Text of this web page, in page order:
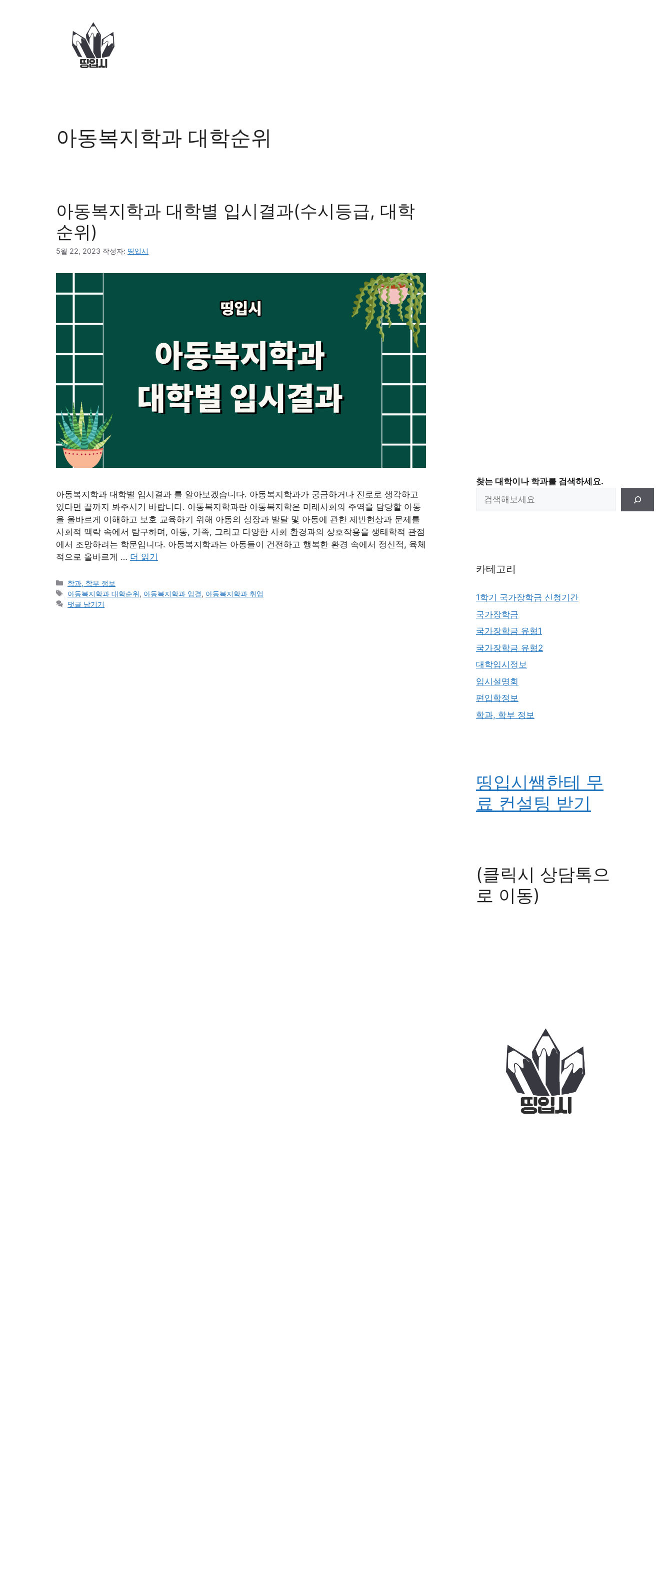
아동복지학과 대학순위
아동복지학과 대학별 입시결과(수시등급, 대학
순위)
5월 22, 2023 작성자: 띵입시
아동복지학과 대학별 입시결과 를 알아보겠습니다. 아동복지학과가 궁금하거나 진로로 생각하고
있다면 끝까지 봐주시기 바랍니다. 아동복지학과란 아동복지학은 미래사회의 주역을 담당할 아동
을 올바르게 이해하고 보호 교육하기 위해 아동의 성장과 발달 및 아동에 관한 제반현상과 문제를
사회적 맥락 속에서 탐구하며, 아동, 가족, 그리고 다양한 사회 환경과의 상호작용을 생태학적 관점
에서 조망하려는 학문입니다. 아동복지학과는 아동들이 건전하고 행복한 환경 속에서 정신적, 육체
적으로 올바르게 … 더 읽기
카
테
고
학과, 학부 정보
태
그
아동복지학과 대학순위, 아동복지학과 입결, 아동복지학과 취업
댓글 남기기
찾는 대학이나 학과를 검색하세요.
카테고리
1학기 국가장학금 신청기간
국가장학금
국가장학금 유형1
국가장학금 유형2
대학입시정보
입시설명회
편입학정보
학과, 학부 정보
띵입시쌤한테 무
료 컨설팅 받기
(클릭시 상담톡으
로 이동)